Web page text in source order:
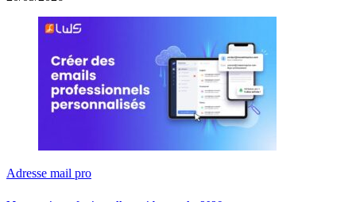
Adresse mail pro